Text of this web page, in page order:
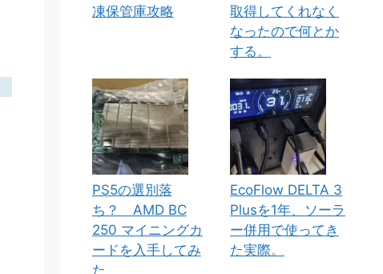
凍保管庫攻略
取得してくれなく
なったので何とか
する。
PS5の選別落
ち？ AMD BC
250 マイニングカ
ードを入手してみ
た
EcoFlow DELTA 3
Plusを1年、ソーラ
ー併用で使ってき
た実際。